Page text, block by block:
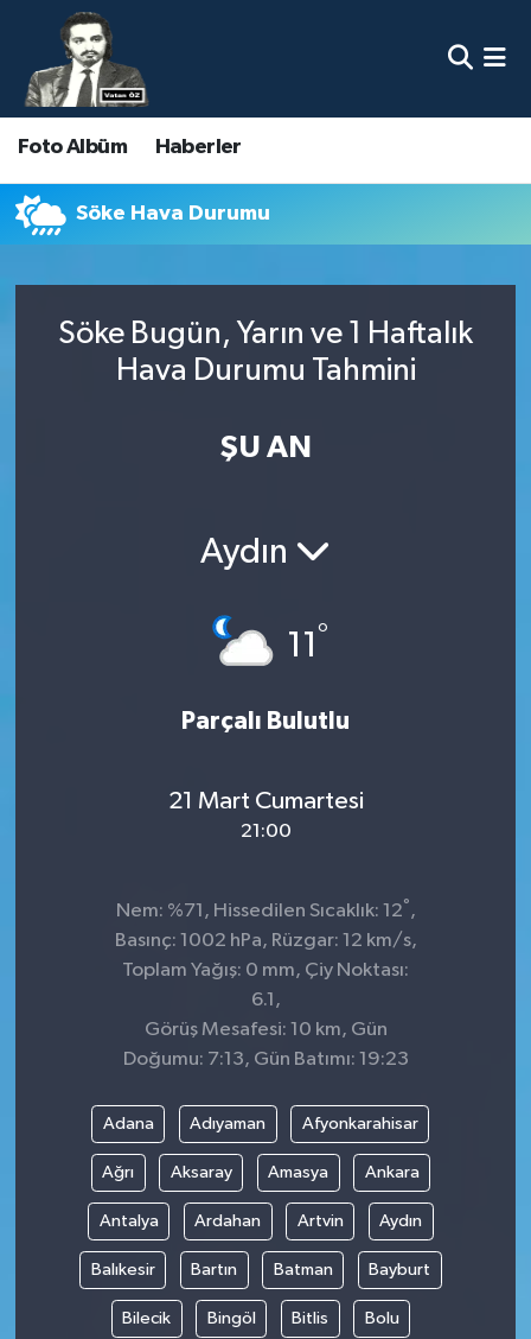
Foto Albüm Haberler
Söke Hava Durumu
Söke Bugün, Yarın ve 1 Haftalık
Hava Durumu Tahmini
ŞU AN
Aydın
11°
Parçalı Bulutlu
21 Mart Cumartesi
21:00
Nem: %71, Hissedilen Sıcaklık: 12° ,
Basınç: 1002 hPa, Rüzgar: 12 km/s,
Toplam Yağış: 0 mm, Çiy Noktası:
6.1,
Görüş Mesafesi: 10 km, Gün
Doğumu: 7:13, Gün Batımı: 19:23
Adana Adıyaman Afyonkarahisar
Ağrı Aksaray Amasya Ankara
Antalya Ardahan Artvin Aydın
Balıkesir Bartın Batman Bayburt
Bilecik Bingöl Bitlis Bolu
Nöbetçi Eczaneler
Hava Durumu
Namaz Vakitleri
Süper Lig Puan Durumu ve Fikstür
Son Dakika Haberleri